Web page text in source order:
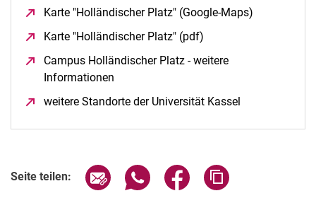
Karte "Holländischer Platz" (Google-Maps)
Karte "Holländischer Platz" (pdf)
Campus Holländischer Platz - weitere
Informationen
weitere Standorte der Universität Kassel
Seite teilen: Seite über E-Mail teilen
Seite über WhatsApp teilen
Seite über Facebook